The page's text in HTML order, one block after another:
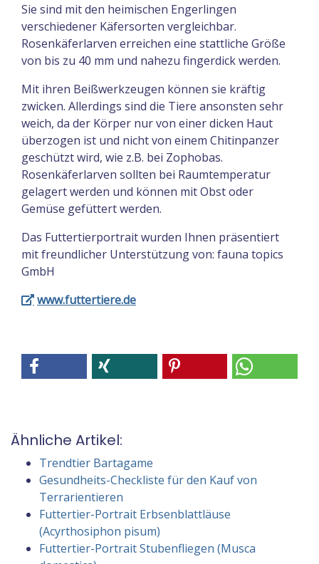
Sie sind mit den heimischen Engerlingen
verschiedener Käfersorten vergleichbar.
Rosenkäferlarven erreichen eine stattliche Größe
von bis zu 40 mm und nahezu fingerdick werden.
Mit ihren Beißwerkzeugen können sie kräftig
zwicken. Allerdings sind die Tiere ansonsten sehr
weich, da der Körper nur von einer dicken Haut
überzogen ist und nicht von einem Chitinpanzer
geschützt wird, wie z.B. bei Zophobas.
Rosenkäferlarven sollten bei Raumtemperatur
gelagert werden und können mit Obst oder
Gemüse gefüttert werden.
Das Futtertierportrait wurden Ihnen präsentiert
mit freundlicher Unterstützung von: fauna topics
GmbH
www.futtertiere.de
Ähnliche Artikel:
Trendtier Bartagame
Gesundheits-Checkliste für den Kauf von
Terrarientieren
Futtertier-Portrait Erbsenblattläuse
(Acyrthosiphon pisum)
Futtertier-Portrait Stubenfliegen (Musca